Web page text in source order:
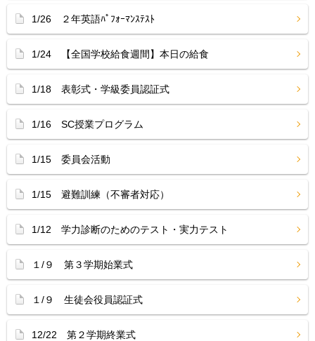
1/26 ２年英語ﾊﾟﾌｫｰﾏﾝｽﾃｽﾄ
1/24 【全国学校給食週間】本日の給食
1/18 表彰式・学級委員認証式
1/16 SC授業プログラム
1/15 委員会活動
1/15 避難訓練（不審者対応）
1/12 学力診断のためのテスト・実力テスト
１/９ 第３学期始業式
１/９ 生徒会役員認証式
12/22 第２学期終業式